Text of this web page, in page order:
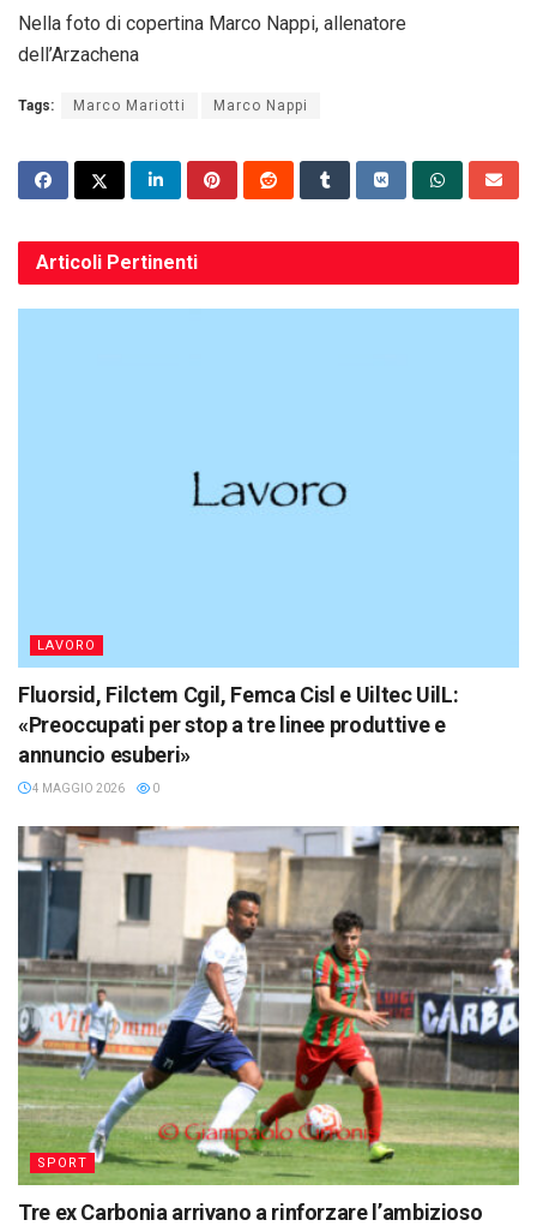
Nella foto di copertina Marco Nappi, allenatore
dell’Arzachena
Tags: Marco Mariotti Marco Nappi
Articoli Pertinenti
LAVORO
Fluorsid, Filctem Cgil, Femca Cisl e Uiltec UilL:
«Preoccupati per stop a tre linee produttive e
annuncio esuberi»
4 MAGGIO 2026 0
SPORT
Tre ex Carbonia arrivano a rinforzare l’ambizioso